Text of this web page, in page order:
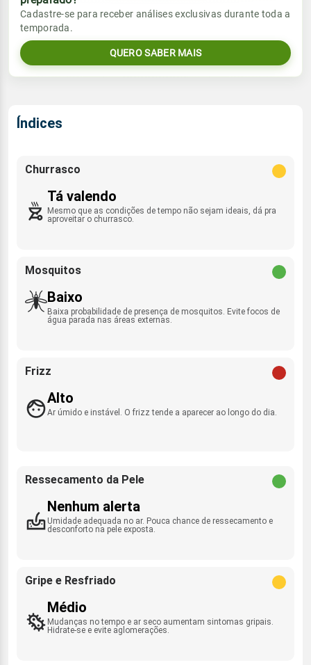
Umidade do ar
52%67%
Rajada de vento
Sol
07:18h às 18:23h
Lua
Chuva
3.4mm
Umidade do ar
Vento
SSE - 12km/h
Rajada de vento
Sol
Cadastre-se para receber análises exclusivas durante toda a
temporada.
QUERO SABER MAIS
Índices
Churrasco
Tá valendo
Mesmo que as condições de tempo não sejam ideais, dá pra
aproveitar o churrasco.
Mosquitos
Baixo
Baixa probabilidade de presença de mosquitos. Evite focos de
água parada nas áreas externas.
Frizz
Alto
Ar úmido e instável. O frizz tende a aparecer ao longo do dia.
Ressecamento da Pele
Nenhum alerta
Umidade adequada no ar. Pouca chance de ressecamento e
desconforto na pele exposta.
Gripe e Resfriado
Médio
Mudanças no tempo e ar seco aumentam sintomas gripais.
Hidrate-se e evite aglomerações.